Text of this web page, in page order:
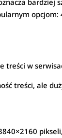
bardziej
opcjom:
treści w
treści, ale